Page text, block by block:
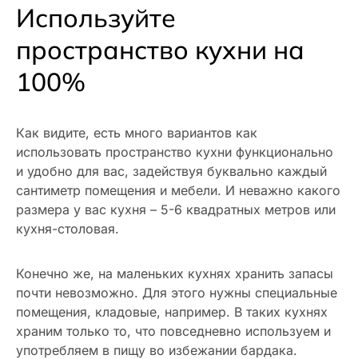
Используйте
пространство кухни на
100%
Как видите, есть много вариантов как
использовать пространство кухни функционально
и удобно для вас, задействуя буквально каждый
сантиметр помещения и мебели. И неважно какого
размера у вас кухня – 5-6 квадратных метров или
кухня-столовая.
Конечно же, на маленьких кухнях хранить запасы
почти невозможно. Для этого нужны специальные
помещения, кладовые, например. В таких кухнях
храним только то, что повседневно используем и
употребляем в пищу во избежании бардака.